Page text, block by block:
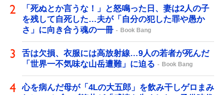
「死ぬとか言うな！」と怒鳴った日、妻は2人の子
を残して自死した…夫が「自分の犯した罪や愚か
さ」に向き合う魂の一冊
Book Bang
舌は欠損、衣服には高放射線…9人の若者が死んだ
「世界一不気味な山岳遭難」に迫る
Book Bang
心を病んだ母が「4Lの大五郎」を飲み干しゲロまみ